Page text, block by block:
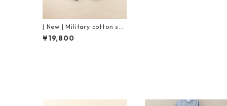
| New | Military cotton sat
een Ankle Pants | Khaki
¥19,800